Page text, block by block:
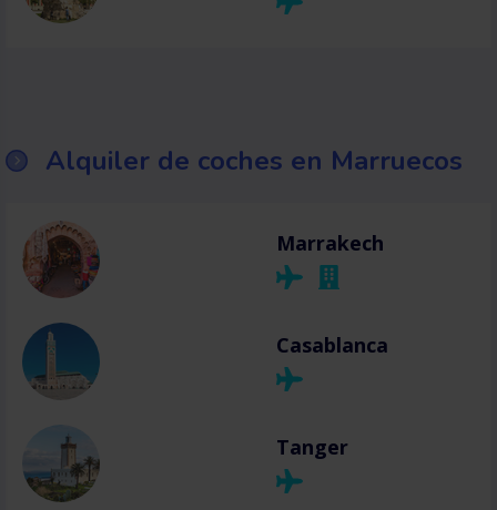
Alquiler de coches en Marruecos
Marrakech
Casablanca
Tanger